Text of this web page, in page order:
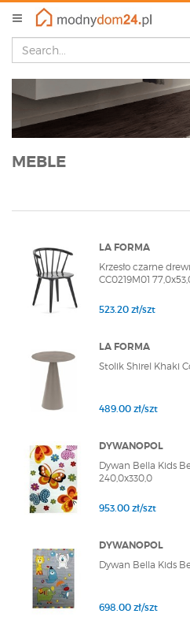
MEBLE
LA FORMA
Krzesło czarne
CC0219M01
523.20 zł/szt
LA FORMA
Stolik Shirel Khaki
489.00 zł/szt
DYWANOPOL
Dywan Bella Kids
240,0x330,0
953.00 zł/szt
DYWANOPOL
Dywan Bella Kids
698.00 zł/szt